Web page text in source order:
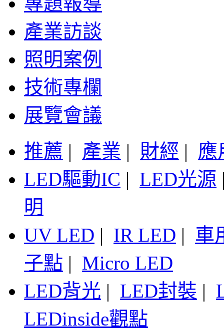
產業訪談
照明案例
技術專欄
展覽會議
推薦 | 產業 | 財經 | 應
LED驅動IC | LED光源
明
UV LED | IR LED | 車
子點 | Micro LED
LED背光 | LED封裝 |
LEDinside觀點